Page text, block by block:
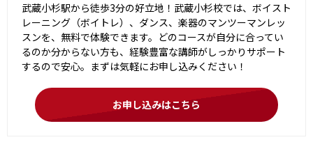
武蔵小杉駅から徒歩3分の好立地！武蔵小杉校では、ボイスト
レーニング（ボイトレ）、ダンス、楽器のマンツーマンレッ
スンを、無料で体験できます。どのコースが自分に合ってい
るのか分からない方も、経験豊富な講師がしっかりサポート
するので安心。まずは気軽にお申し込みください！
お申し込みはこちら